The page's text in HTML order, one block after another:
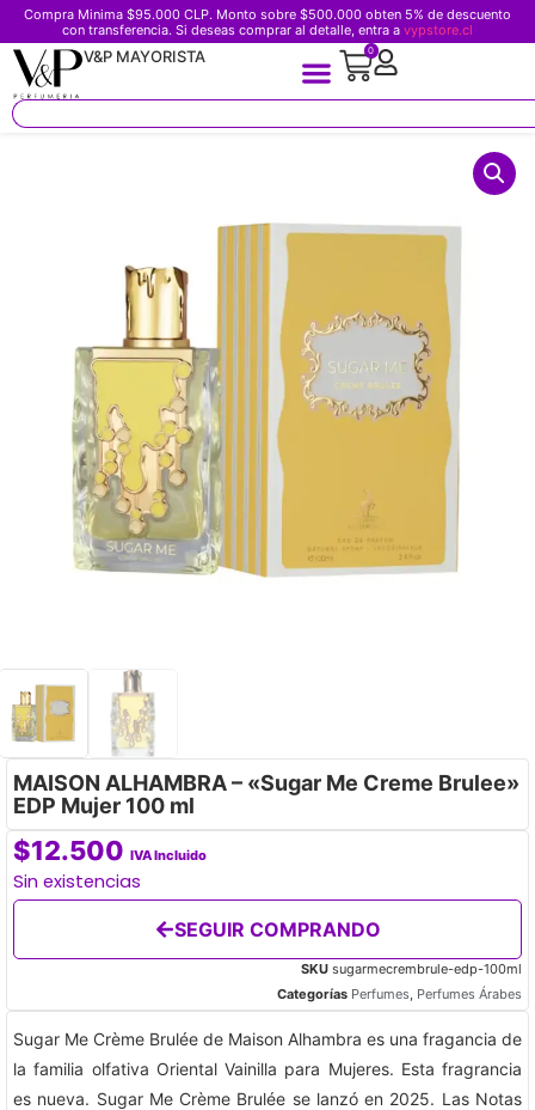
Compra Minima $95.000 CLP. Monto sobre $500.000 obten 5% de descuento
con transferencia. Si deseas comprar al detalle, entra a vypstore.cl
V&P MAYORISTA 0
MAISON ALHAMBRA – «Sugar Me Creme Brulee»
EDP Mujer 100 ml
$12.500 IVA Incluido
Sin existencias
SEGUIR COMPRANDO
SKU sugarmecrembrule-edp-100ml
Categorías Perfumes, Perfumes Árabes
Sugar Me Crème Brulée de Maison Alhambra es una fragancia de
la familia olfativa Oriental Vainilla para Mujeres. Esta fragrancia
es nueva. Sugar Me Crème Brulée se lanzó en 2025. Las Notas